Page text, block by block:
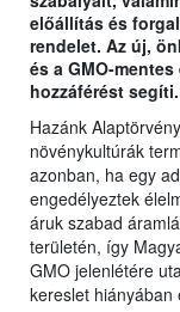
előállítás és
rendelet. Az új,
és a GMO-
hozzáférést segíti.
Hazánk
növénykultúrák
azonban, ha egy
engedélyeztek
áruk szabad
területén, így
GMO jelenlétére
kereslet hiányában